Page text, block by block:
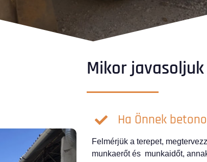
Mikor
Ha Önnek
Felmérjük a terepet,
munkaerőt és munkaidőt,